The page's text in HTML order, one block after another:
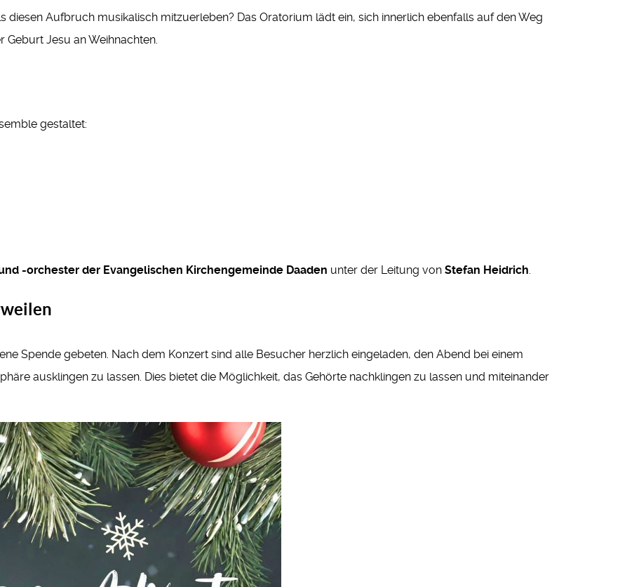
diesen Aufbruch musikalisch mitzuerleben? Das Oratorium lädt ein, sich innerlich ebenfalls auf den Weg
Geburt Jesu an Weihnachten.
gestaltet:
-orchester der Evangelischen Kirchengemeinde Daaden unter der Leitung von Stefan Heidrich.
Spende gebeten. Nach dem Konzert sind alle Besucher herzlich eingeladen, den Abend bei einem
ausklingen zu lassen. Dies bietet die Möglichkeit, das Gehörte nachklingen zu lassen und miteinander